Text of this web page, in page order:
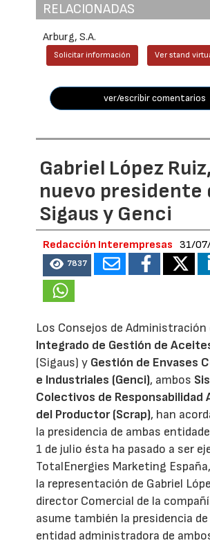
RELACIONADAS
Arburg, S.A.
Solicitar información Ver stand
ver/escribir comentarios
Gabriel López
nuevo presidente
Sigaus y Genci
Redacción Interempresas 31/
7837
Los Consejos de Administración
Integrado de Gestión de
(Sigaus) y Gestión de Envases
e Industriales (Genci), ambos
Colectivos de Responsabilidad
del Productor (Scrap), han
la presidencia de ambas
1 de julio ésta ha pasado a ser
TotalEnergies Marketing España,
la representación de Gabriel
director Comercial de la
asume también la presidencia de
entidad administradora de